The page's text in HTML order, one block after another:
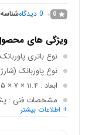
0
0 دیدگاه
ویژگی های
نوع باتری پاوربانک
نوع پاوربانک
ابعاد: ۱۱.۴ × ۷ × ۱.۶۵ میلی‌متر
مشخصات فنی
+ اطلاعات بیشتر